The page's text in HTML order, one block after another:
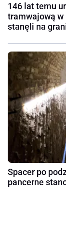
146 lat temu
tramwajową
stanęli na
Spacer po
pancerne